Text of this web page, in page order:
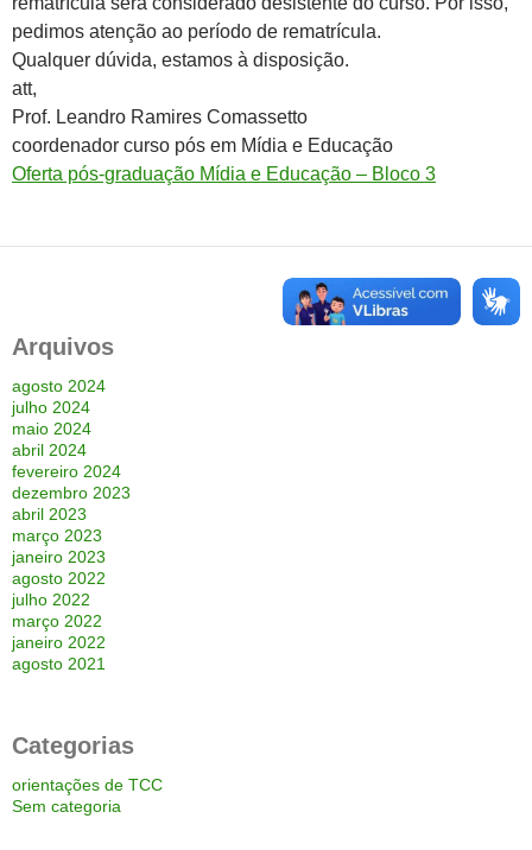
pedimos atenção ao período de rematrícula.
Qualquer dúvida, estamos à disposição.
att,
Prof. Leandro Ramires Comassetto
coordenador curso pós em Mídia e Educação
Oferta pós-graduação Mídia e Educação – Bloco 3
Arquivos
agosto 2024
julho 2024
maio 2024
abril 2024
fevereiro 2024
dezembro 2023
abril 2023
março 2023
janeiro 2023
agosto 2022
julho 2022
março 2022
janeiro 2022
agosto 2021
Categorias
orientações de TCC
Sem categoria